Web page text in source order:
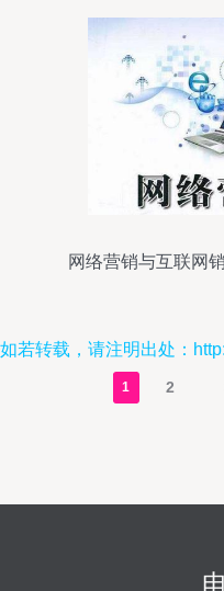
网络营销与互联网
如若转载，请注明出处：
1 2